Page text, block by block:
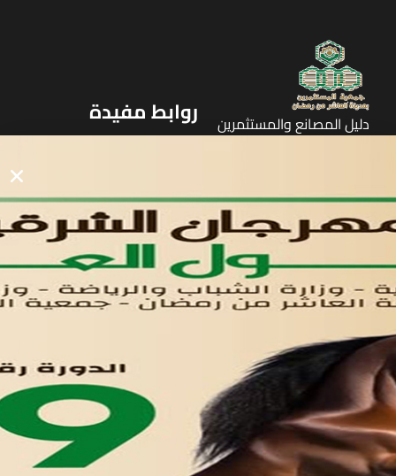
دليل المصانع والمستثمرين
روابط مفيدة
الرئيسيه
لوحه التحكم
اتصل بنا
تواصل معنا
مدينة العاشر من رمضان
01221020029
055-4494429
055-4494406